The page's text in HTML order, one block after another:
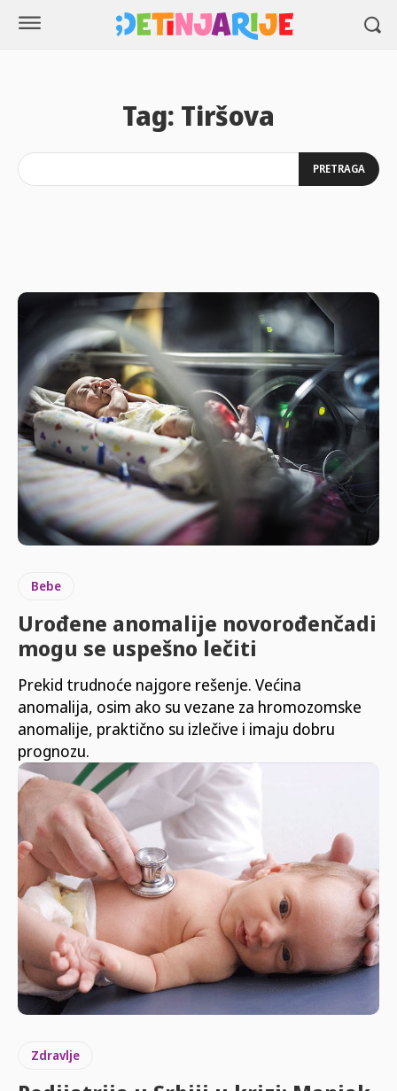
Tag: Tiršova
PRETRAGA
Bebe
Urođene anomalije novorođenčadi
mogu se uspešno lečiti
Prekid trudnoće najgore rešenje. Većina
anomalija, osim ako su vezane za hromozomske
anomalije, praktično su izlečive i imaju dobru
prognozu.
Zdravlje